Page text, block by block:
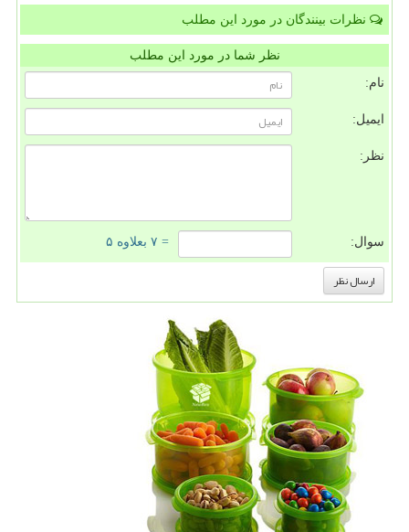
نظرات بینندگان در مورد این مطلب
نظر شما در مورد این مطلب
نام:
ایمیل:
نظر:
سوال: = ۷ بعلاوه ۵